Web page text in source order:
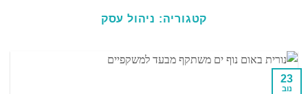
קטגוריה: ניהול עסק
23
נוב